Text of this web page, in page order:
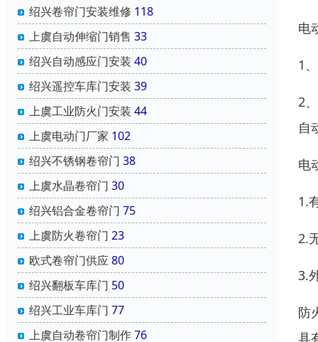
绍兴卷帘门安装维修 118
上虞自动伸缩门销售 33
绍兴自动感应门安装 40
绍兴遥控车库门安装 39
上虞工业防火门安装 44
上虞电动门厂家 102
绍兴不锈钢卷帘门 38
上虞水晶卷帘门 30
绍兴铝合金卷帘门 75
上虞防火卷帘门 23
欧式卷帘门供应80
绍兴翻板车库门 50
绍兴工业车库门 77
上虞自动卷帘门制作76
电
1
2
自
电
1.
2.
3.
防
具